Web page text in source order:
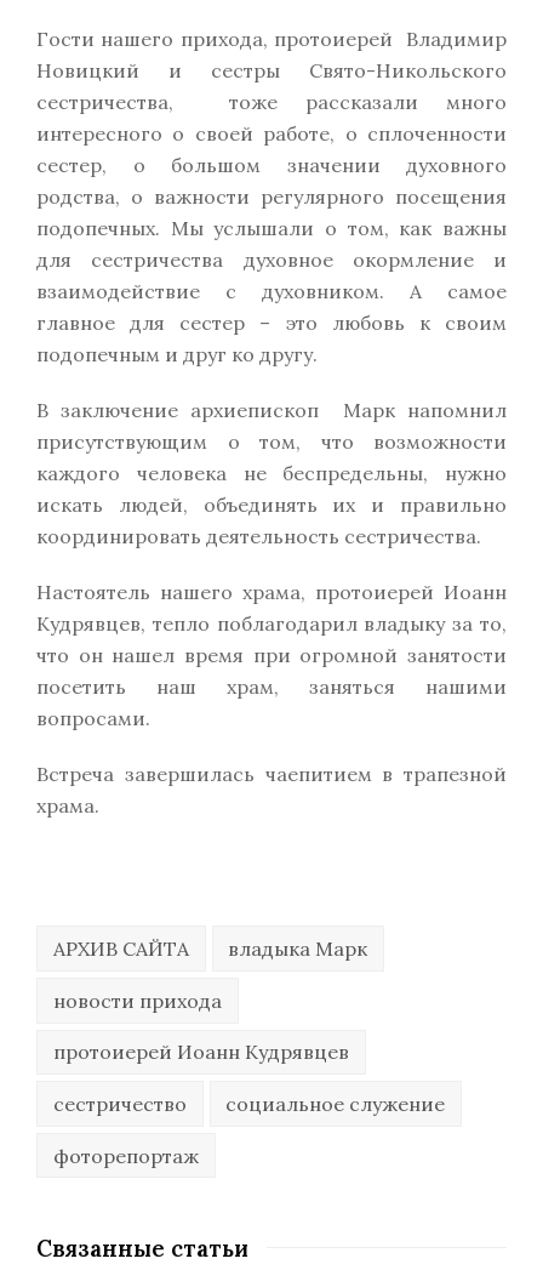
Гости нашего прихода, протоиерей Владимир
Новицкий и сестры Свято-Никольского
сестричества, тоже рассказали много
интересного о своей работе, о сплоченности
сестер, о большом значении духовного
родства, о важности регулярного посещения
подопечных. Мы услышали о том, как важны
для сестричества духовное окормление и
взаимодействие с духовником. А самое
главное для сестер – это любовь к своим
подопечным и друг ко другу.
В заключение архиепископ Марк напомнил
присутствующим о том, что возможности
каждого человека не беспредельны, нужно
искать людей, объединять их и правильно
координировать деятельность сестричества.
Настоятель нашего храма, протоиерей Иоанн
Кудрявцев, тепло поблагодарил владыку за то,
что он нашел время при огромной занятости
посетить наш храм, заняться нашими
вопросами.
Встреча завершилась чаепитием в трапезной
храма.
АРХИВ САЙТА владыка Марк
новости прихода
протоиерей Иоанн Кудрявцев
сестричество социальное служение
фоторепортаж
Связанные статьи